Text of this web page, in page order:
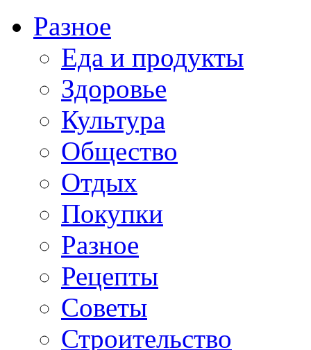
Разное
Еда и продукты
Здоровье
Культура
Общество
Отдых
Покупки
Разное
Рецепты
Советы
Строительство